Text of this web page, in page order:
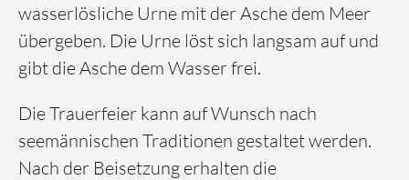
wasserlösliche Urne mit der Asche dem Meer
übergeben. Die Urne löst sich langsam auf und
gibt die Asche dem Wasser frei.
Die Trauerfeier kann auf Wunsch nach
seemännischen Traditionen gestaltet werden.
Nach der Beisetzung erhalten die